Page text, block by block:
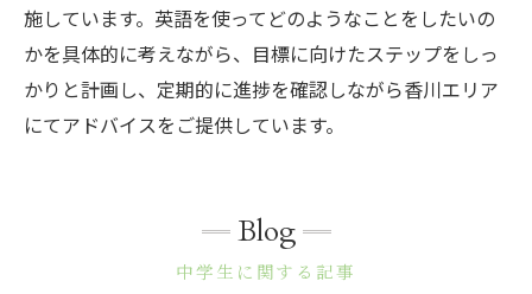
施しています。英語を使ってどのようなことをしたいの
かを具体的に考えながら、目標に向けたステップをしっ
かりと計画し、定期的に進捗を確認しながら香川エリア
にてアドバイスをご提供しています。
Blog
中学生に関する記事